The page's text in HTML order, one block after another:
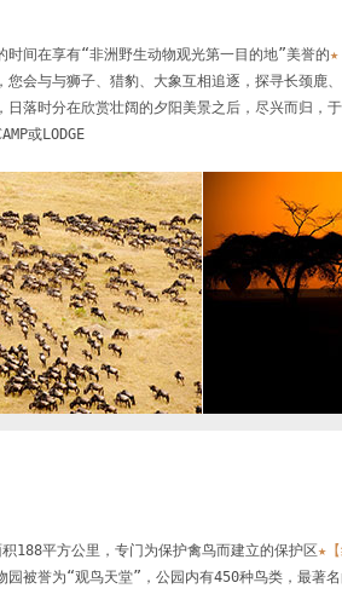
时间在享有“非洲野生动物观光第一目的地”美誉的★
您会与与狮子、猎豹、大象互相追逐，探寻长颈鹿
日落时分在欣赏壮阔的夕阳美景之后，尽兴而归，
或LODGE
188平方公里，专门为保护禽鸟而建立的保护区★
园被誉为“观鸟天堂”，公园内有450种鸟类，最著